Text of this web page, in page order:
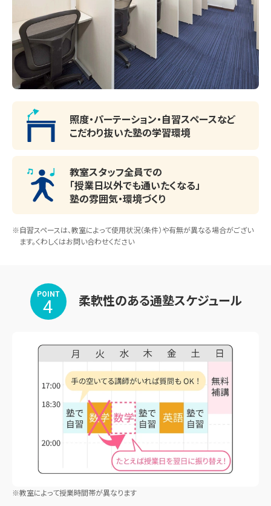
照度・パーテーション・自習スペースなど
こだわり抜いた塾の学習環境
教室スタッフ全員での
「授業日以外でも通いたくなる」
塾の雰囲気・環境づくり
※自習スペースは、教室によって使用状況（条件）や有無が異なる場合がござい
ます。くわしくはお問い合わせください
POINT
4 柔軟性のある通塾スケジュール
※教室によって授業時間帯が異なります